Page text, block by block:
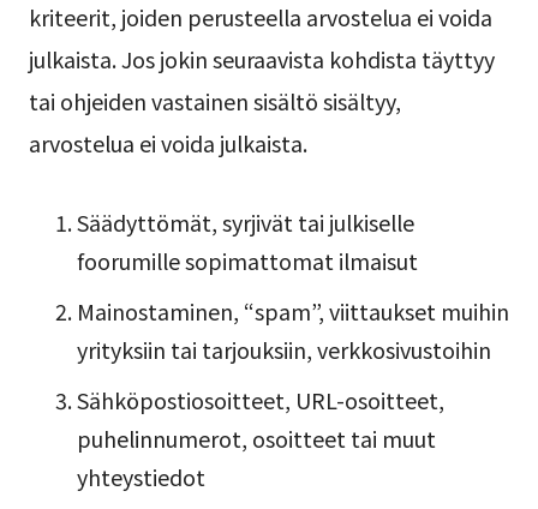
kriteerit, joiden perusteella arvostelua ei voida
julkaista. Jos jokin seuraavista kohdista täyttyy
tai ohjeiden vastainen sisältö sisältyy,
arvostelua ei voida julkaista.
Säädyttömät, syrjivät tai julkiselle
foorumille sopimattomat ilmaisut
Mainostaminen, “spam”, viittaukset muihin
yrityksiin tai tarjouksiin, verkkosivustoihin
Sähköpostiosoitteet, URL-osoitteet,
puhelinnumerot, osoitteet tai muut
yhteystiedot